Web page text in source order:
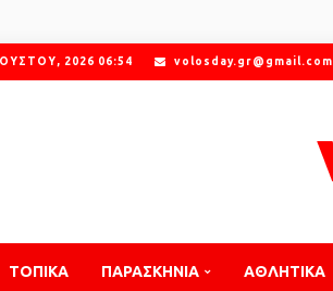
2026 06:54 volosday.gr@gmail.com
ΤΟΠΙΚΑ ΠΑΡΑΣΚΗΝΙΑ ΑΘΛΗΤΙΚΑ